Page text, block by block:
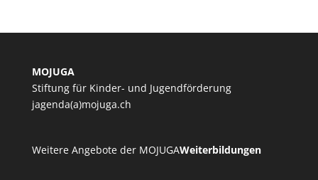
MOJUGA
Stiftung für Kinder- und Jugendförderung
jagenda(a)mojuga.ch
Weitere Angebote der MOJUGAWeiterbildungen